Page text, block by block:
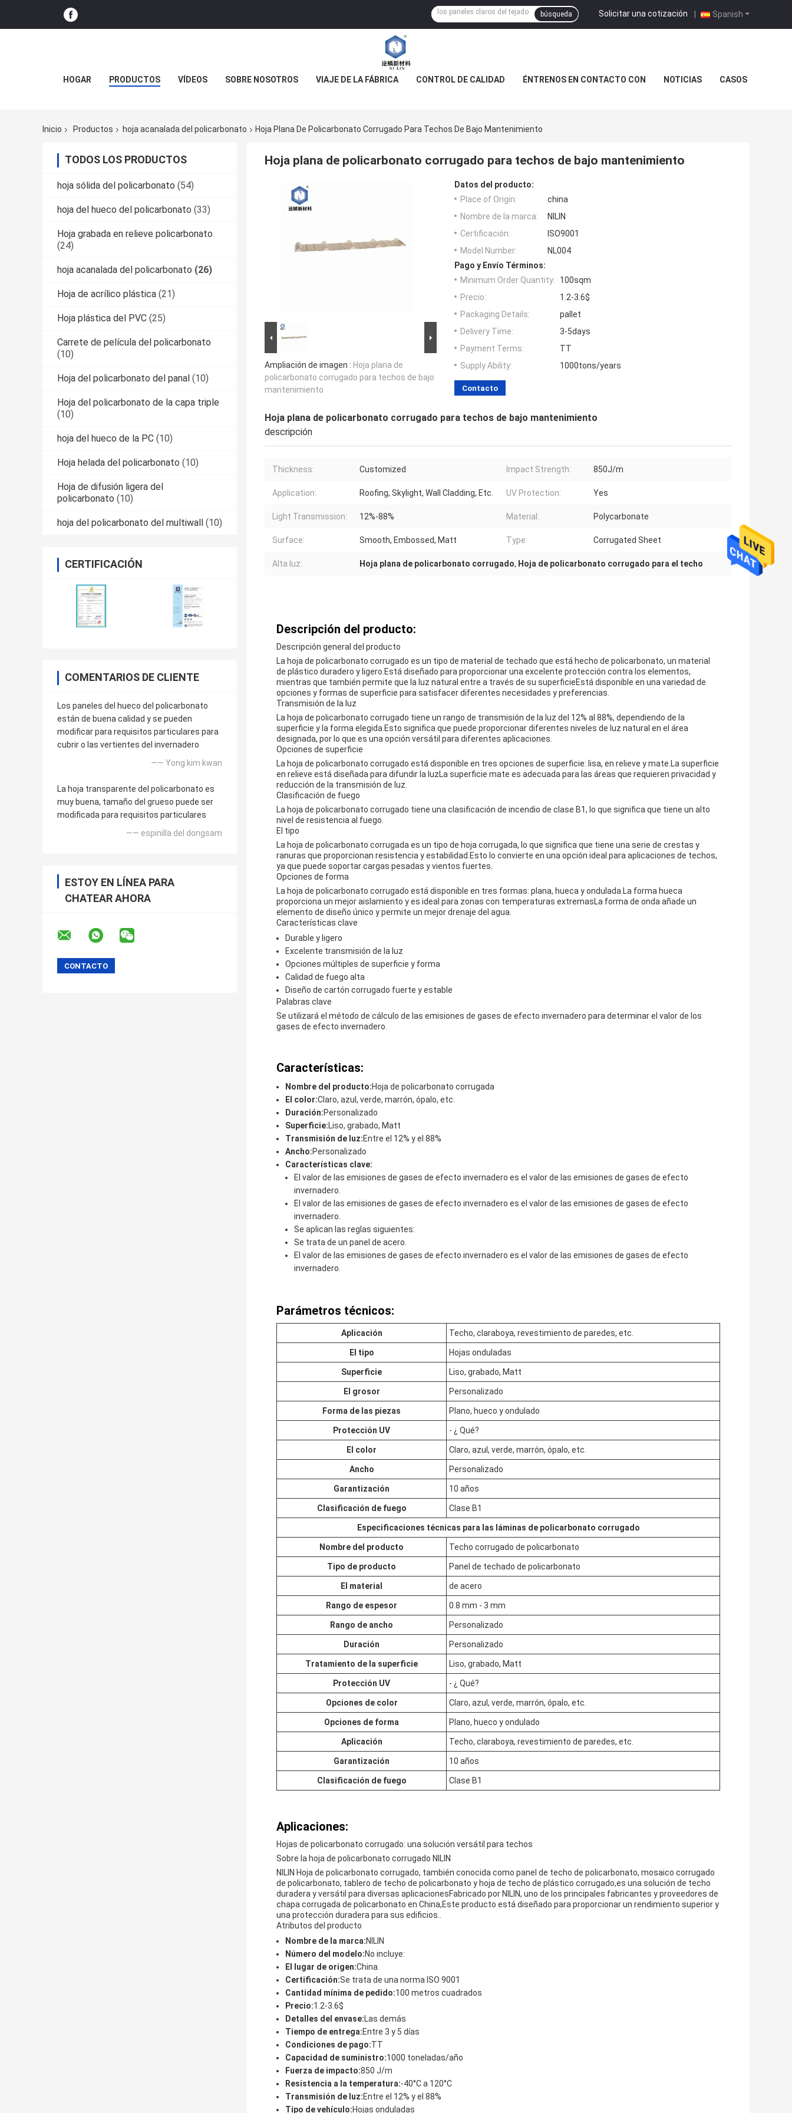
Spanish
Solicitar una cotización |
búsqueda
HOGAR PRODUCTOS VÍDEOS SOBRE NOSOTROS VIAJE DE LA FÁBRICA CONTROL DE CALIDAD ÉNTRENOS EN CONTACTO CON NOTICIAS CASOS
Inicio Productos hoja acanalada del policarbonato Hoja Plana De Policarbonato Corrugado Para Techos De Bajo Mantenimiento
TODOS LOS PRODUCTOS
hoja sólida del policarbonato (54)
hoja del hueco del policarbonato (33)
Hoja grabada en relieve policarbonato
(24)
hoja acanalada del policarbonato (26)
Hoja de acrílico plástica (21)
Hoja plástica del PVC (25)
Carrete de película del policarbonato
(10)
Hoja del policarbonato del panal (10)
Hoja del policarbonato de la capa triple
(10)
hoja del hueco de la PC (10)
Hoja helada del policarbonato (10)
Hoja de difusión ligera del
policarbonato (10)
hoja del policarbonato del multiwall (10)
CERTIFICACIÓN
COMENTARIOS DE CLIENTE
Los paneles del hueco del policarbonato
están de buena calidad y se pueden
modificar para requisitos particulares para
cubrir o las vertientes del invernadero
—— Yong kim kwan
La hoja transparente del policarbonato es
muy buena, tamaño del grueso puede ser
modificada para requisitos particulares
—— espinilla del dongsam
ESTOY EN LÍNEA PARA
CHATEAR AHORA
Hoja plana de policarbonato corrugado para techos de bajo mantenimiento
Ampliación de imagen : Hoja plana de
policarbonato corrugado para techos de bajo
mantenimiento
Datos del producto:
Place of Origin:
china
Nombre de la marca:
NILIN
Certificación:
ISO9001
Model Number:
NL004
Pago y Envío Términos:
Minimum Order Quantity:
100sqm
Precio:
1.2-3.6$
Packaging Details:
pallet
Delivery Time:
3-5days
Payment Terms:
TT
Supply Ability:
1000tons/years
Contacto
Hoja plana de policarbonato corrugado para techos de bajo mantenimiento
descripción
Thickness: Customized Impact Strength: 850J/m
Application: Roofing, Skylight, Wall Cladding, Etc. UV Protection: Yes
Light Transmission: 12%-88% Material: Polycarbonate
Surface: Smooth, Embossed, Matt Type: Corrugated Sheet
Alta luz: Hoja plana de policarbonato corrugado, Hoja de policarbonato corrugado para el techo
Descripción del producto:
Descripción general del producto
La hoja de policarbonato corrugado es un tipo de material de techado que está hecho de policarbonato, un material
de plástico duradero y ligero.Está diseñado para proporcionar una excelente protección contra los elementos,
mientras que también permite que la luz natural entre a través de su superficieEstá disponible en una variedad de
opciones y formas de superficie para satisfacer diferentes necesidades y preferencias.
Transmisión de la luz
La hoja de policarbonato corrugado tiene un rango de transmisión de la luz del 12% al 88%, dependiendo de la
superficie y la forma elegida.Esto significa que puede proporcionar diferentes niveles de luz natural en el área
designada, por lo que es una opción versátil para diferentes aplicaciones.
Opciones de superficie
La hoja de policarbonato corrugado está disponible en tres opciones de superficie: lisa, en relieve y mate.La superficie
en relieve está diseñada para difundir la luzLa superficie mate es adecuada para las áreas que requieren privacidad y
reducción de la transmisión de luz.
Clasificación de fuego
La hoja de policarbonato corrugado tiene una clasificación de incendio de clase B1, lo que significa que tiene un alto
nivel de resistencia al fuego.
El tipo
La hoja de policarbonato corrugada es un tipo de hoja corrugada, lo que significa que tiene una serie de crestas y
ranuras que proporcionan resistencia y estabilidad.Esto lo convierte en una opción ideal para aplicaciones de techos,
ya que puede soportar cargas pesadas y vientos fuertes.
Opciones de forma
La hoja de policarbonato corrugado está disponible en tres formas: plana, hueca y ondulada.La forma hueca
proporciona un mejor aislamiento y es ideal para zonas con temperaturas extremasLa forma de onda añade un
elemento de diseño único y permite un mejor drenaje del agua.
Características clave
Durable y ligero
Excelente transmisión de la luz
Opciones múltiples de superficie y forma
Calidad de fuego alta
Diseño de cartón corrugado fuerte y estable
Palabras clave
Se utilizará el método de cálculo de las emisiones de gases de efecto invernadero para determinar el valor de los
gases de efecto invernadero.
Características:
Nombre del producto:Hoja de policarbonato corrugada
El color:Claro, azul, verde, marrón, ópalo, etc.
Duración:Personalizado
Superficie:Liso, grabado, Matt
Transmisión de luz:Entre el 12% y el 88%
Ancho:Personalizado
Características clave:
El valor de las emisiones de gases de efecto invernadero es el valor de las emisiones de gases de efecto
invernadero.
El valor de las emisiones de gases de efecto invernadero es el valor de las emisiones de gases de efecto
invernadero.
Se aplican las reglas siguientes:
Se trata de un panel de acero.
El valor de las emisiones de gases de efecto invernadero es el valor de las emisiones de gases de efecto
invernadero.
Parámetros técnicos:
Aplicación Techo, claraboya, revestimiento de paredes, etc.
El tipo Hojas onduladas
Superficie Liso, grabado, Matt
El grosor Personalizado
Forma de las piezas Plano, hueco y ondulado
Protección UV - ¿ Qué?
El color Claro, azul, verde, marrón, ópalo, etc.
Ancho Personalizado
Garantización 10 años
Clasificación de fuego Clase B1
Especificaciones técnicas para las láminas de policarbonato corrugado
Nombre del producto Techo corrugado de policarbonato
Tipo de producto Panel de techado de policarbonato
El material de acero
Rango de espesor 0.8 mm - 3 mm
Rango de ancho Personalizado
Duración Personalizado
Tratamiento de la superficie Liso, grabado, Matt
Protección UV - ¿ Qué?
Opciones de color Claro, azul, verde, marrón, ópalo, etc.
Opciones de forma Plano, hueco y ondulado
Aplicación Techo, claraboya, revestimiento de paredes, etc.
Garantización 10 años
Clasificación de fuego Clase B1
Aplicaciones:
Hojas de policarbonato corrugado: una solución versátil para techos
Sobre la hoja de policarbonato corrugado NILIN
NILIN Hoja de policarbonato corrugado, también conocida como panel de techo de policarbonato, mosaico corrugado
de policarbonato, tablero de techo de policarbonato y hoja de techo de plástico corrugado,es una solución de techo
duradera y versátil para diversas aplicacionesFabricado por NILIN, uno de los principales fabricantes y proveedores de
chapa corrugada de policarbonato en China,Este producto está diseñado para proporcionar un rendimiento superior y
una protección duradera para sus edificios..
Atributos del producto
Nombre de la marca:NILIN
Número del modelo:No incluye:
El lugar de origen:China.
Certificación:Se trata de una norma ISO 9001
Cantidad mínima de pedido:100 metros cuadrados
Precio:1.2-3.6$
Detalles del envase:Las demás
Tiempo de entrega:Entre 3 y 5 días
Condiciones de pago:TT
Capacidad de suministro:1000 toneladas/año
Fuerza de impacto:850 J/m
Resistencia a la temperatura:-40°C a 120°C
Transmisión de luz:Entre el 12% y el 88%
Tipo de vehículo:Hojas onduladas